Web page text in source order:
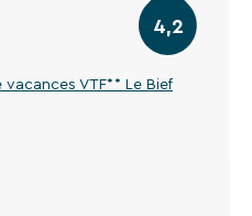
un hôtel...
VTF** Le Bief
4,2